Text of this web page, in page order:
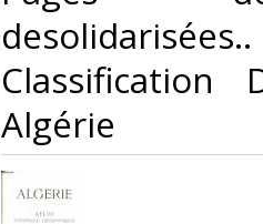
Classification
Algérie‎